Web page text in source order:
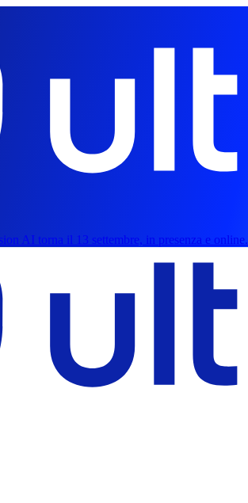
AI torna il 13 settembre, in presenza e online.